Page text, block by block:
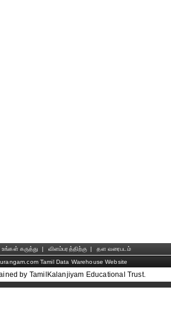
உங்கள் கருத்து | விளம்பரத்திற்கு |
தள வரைபடம்
Tamil Data Warehouse Website
by TamilKalanjiyam Educational Trust.